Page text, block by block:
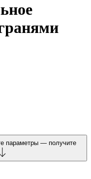
параметры — получите